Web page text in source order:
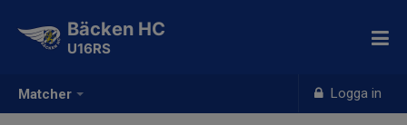
Matcher Logga in
Bäcken HC
U16RS